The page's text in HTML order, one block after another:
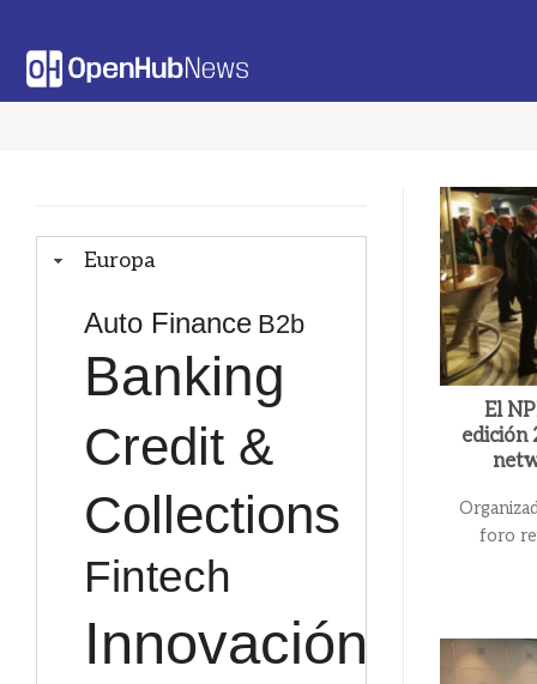
contenido
Europa
Auto Finance B2b
Banking
Credit &
Collections
Fintech
Innovación
El
edición
foro